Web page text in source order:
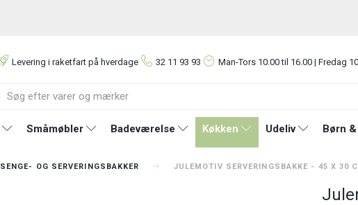
Levering i raketfart på hverdage 32 11 93 93 Man-Tors 10.00 til 16.00 | Fredag
Småmøbler Badeværelse Køkken Udeliv Børn
SENGE- OG SERVERINGSBAKKER JULEMOTIV SERVERINGSBAKKE - 45 X 30